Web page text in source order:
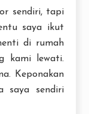
sendiri, tapi
saya ikut
di rumah
kami lewati.
Keponakan
saya sendiri